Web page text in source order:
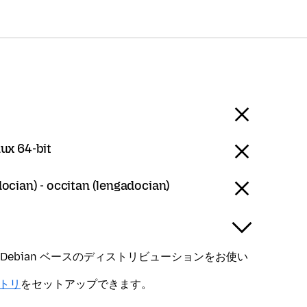
64-bit
- occitan (lengadocian)
ベースのディストリビューションをお使い
リ をセットアップできます。